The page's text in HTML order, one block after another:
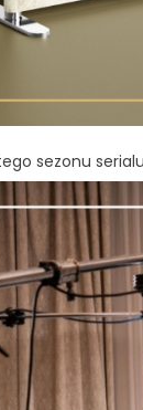
sezonu